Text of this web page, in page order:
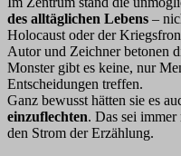
des alltäglichen Lebens –
Holocaust oder der
Autor und Zeichner betonen
Monster gibt es keine, nur
Entscheidungen treffen.
Ganz bewusst hätten sie es
einzuflechten. Das sei
den Strom der Erzählung.